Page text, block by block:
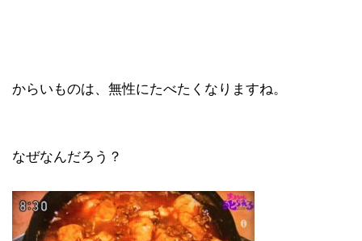
からいものは、無性にたべたくなりますね。
なぜなんだろう？